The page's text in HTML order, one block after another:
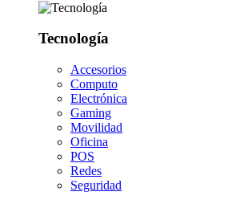
Tecnología
Accesorios
Computo
Electrónica
Gaming
Movilidad
Oficina
POS
Redes
Seguridad